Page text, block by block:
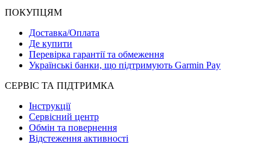
ПОКУПЦЯМ
Доставка/Оплата
Де купити
Перевірка гарантії та обмеження
Українські банки, що підтримують Garmin Pay
СЕРВІС ТА ПІДТРИМКА
Інструкції
Сервісний центр
Обмін та повернення
Відстеження активності